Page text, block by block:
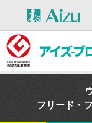
フリード・